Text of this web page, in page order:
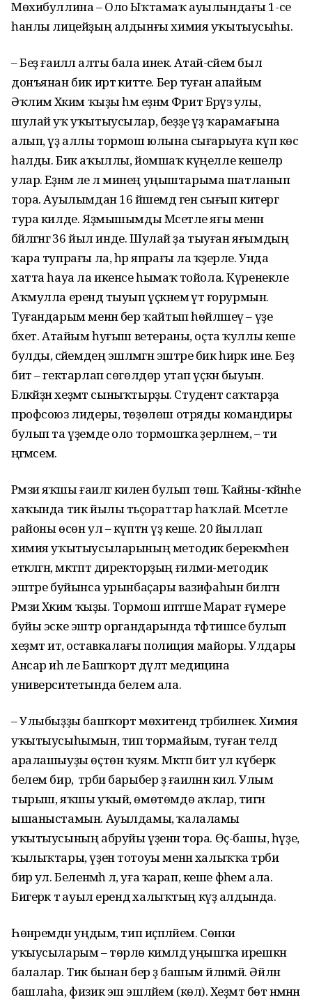
Мөхибуллина – Оло Ыҡтамаҡ ауылындағы 1-се
һанлы лицейҙың алдынғы химия уҡытыусыһы.
– Беҙ ғаиләлә алты бала инек. Атай-әсәйем был
донъянан бик иртә китте. Бер туған апайым
Әҡлимә Хәким ҡыҙы һәм еҙнәм Фәрит Бәрүәз улы,
шулай уҡ уҡытыусылар, беҙҙе үҙ ҡарамағына
алып, үҙ аллы тормош юлына сығарыуға күп көс
һалды. Бик аҡыллы, йомшаҡ күңелле кешеләр
улар. Еҙнәм әле лә минең уңыштарыма шатланып
тора. Ауылымдан 16 йәшемдә генә сығып китергә
тура килде. Яҙмышымды Мәсетле яғы менән
бәйләгәнгә 36 йыл инде. Шулай ҙа тыуған яғымдың
ҡара тупрағы ла, һәр япрағы ла ҡәҙерле. Унда
хатта һауа ла икенсе һымаҡ тойола. Күренекле
Аҡмулла ерендә тыуып үҫкәнемә үтә ғорурмын.
Туғандарым менән бер ҡайтып һөйләшеү – үҙе
бәхет. Атайым һуғыш ветераны, оҫта ҡуллы кеше
булды, әсәйемдең эшләмәгән эштәре бик һирәк ине. Беҙ
бит – гектарлап сөгөлдөр утап үҫкән быуын.
Бәләкәйҙән хеҙмәт сыныҡтырҙы. Студент саҡтарҙа
профсоюз лидеры, төҙөлөш отряды командиры
булып та үҙемде оло тормошҡа әҙерләнем, – ти
әңгәмәсем.
Рәмзиә яҡшы ғаиләгә килен булып төшә. Ҡайны-ҡәйнәһе
хаҡында тик йылы тәьҫораттар һаҡлай. Мәсетле
районы өсөн ул – күптән үҙ кеше. 20 йыллап
химия уҡытыусыларының методик берекмәһен
етәкләгән, мәктәптә директорҙың ғилми-методик
эштәре буйынса урынбаҫары вазифаһын биләгән
Рәмзиә Хәким ҡыҙы. Тормош иптәше Марат ғүмере
буйы эске эштәр органдарында тәфтишсе булып
хеҙмәт итә, оставкалағы полиция майоры. Улдары
Ансар иһә әле Башҡорт дәүләт медицина
университетында белем ала.
– Улыбыҙҙы башҡорт мөхитендә тәрбиәләнек. Химия
уҡытыусыһымын, тип тормайым, туған телдә
аралашыуҙы өҫтөн ҡуям. Мәктәп бит ул күберәк
белем бирә, ә тәрбиә барыбер ҙә ғаиләнән килә. Улым
тырыш, яҡшы уҡый, өмөтөмдө аҡлар, тигән
ышаныстамын. Ауылдамы, ҡалаламы
уҡытыусының абруйы үҙенән тора. Өҫ-башы, һүҙе,
ҡылыҡтары, үҙен тотоуы менән халыҡҡа тәрбиә
бирә ул. Беленмәһә лә, уға ҡарап, кеше фәһем ала.
Бигерәк тә ауыл ерендә халыҡтың күҙ алдында.
Һөнәремдән уңдым, тип иҫәпләйем. Сөнки
уҡыусыларым – төрлө кимәлдә уңышҡа ирешкән
балалар. Тик бынан бер ҙә башым әйләнмәй. Әйләнә
башлаһа, физик эш эшләйем (көлә). Хеҙмәт бөтә нәмәнән